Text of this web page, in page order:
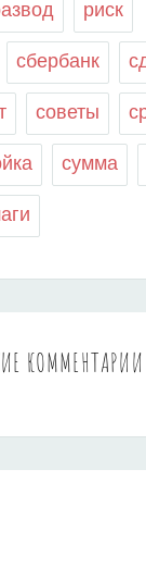
риск
сбербанк
советы
сумма
КОММЕНТАРИИ